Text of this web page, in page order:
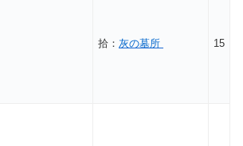
拾： 灰の墓所 15